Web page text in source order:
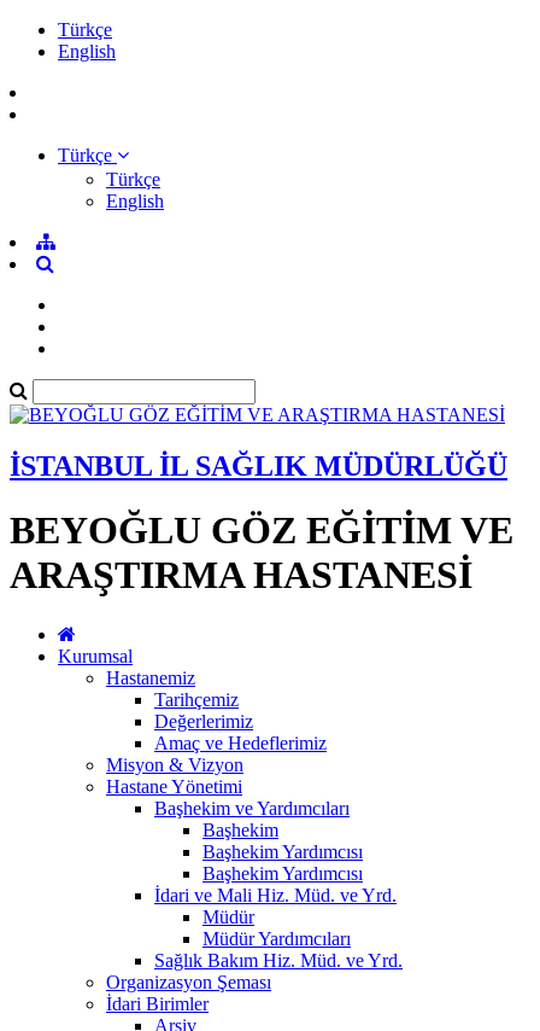
Türkçe
English
Türkçe
Türkçe
English
İSTANBUL İL SAĞLIK MÜDÜRLÜĞÜ
BEYOĞLU GÖZ EĞİTİM VE
ARAŞTIRMA HASTANESİ
Kurumsal
Hastanemiz
Tarihçemiz
Değerlerimiz
Amaç ve Hedeflerimiz
Misyon & Vizyon
Hastane Yönetimi
Başhekim ve Yardımcıları
Başhekim
Başhekim Yardımcısı
Başhekim Yardımcısı
İdari ve Mali Hiz. Müd. ve Yrd.
Müdür
Müdür Yardımcıları
Sağlık Bakım Hiz. Müd. ve Yrd.
Organizasyon Şeması
İdari Birimler
Arşiv